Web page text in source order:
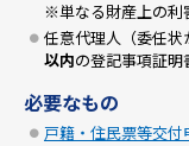
※単なる財産上の利
任意代理人（委任
以内の登記事項証明
必要なもの
戸籍・住民票等交付